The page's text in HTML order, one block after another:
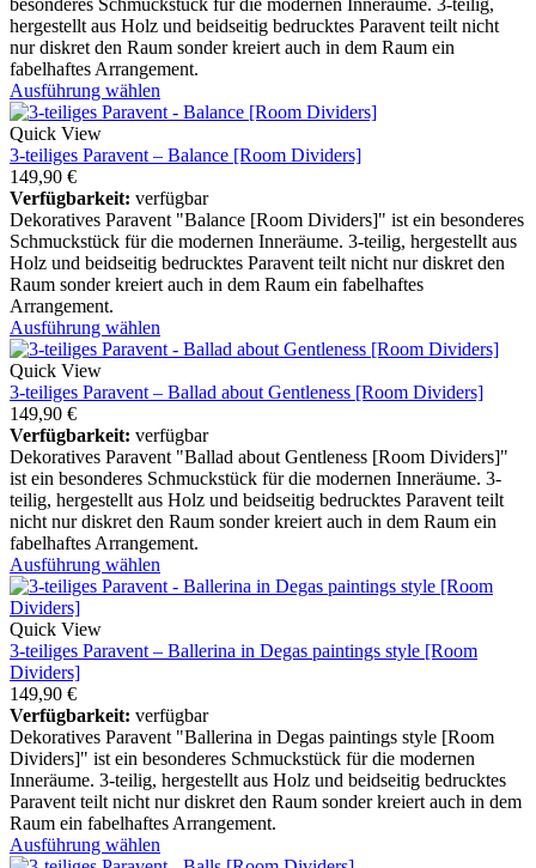
hergestellt aus Holz und beidseitig bedrucktes Paravent teilt nicht
nur diskret den Raum sonder kreiert auch in dem Raum ein
fabelhaftes Arrangement.
Ausführung wählen
Quick View
3-teiliges Paravent – Balance [Room Dividers]
149,90 €
Verfügbarkeit: verfügbar
Dekoratives Paravent "Balance [Room Dividers]" ist ein besonderes
Schmuckstück für die modernen Inneräume. 3-teilig, hergestellt aus
Holz und beidseitig bedrucktes Paravent teilt nicht nur diskret den
Raum sonder kreiert auch in dem Raum ein fabelhaftes
Arrangement.
Ausführung wählen
Quick View
3-teiliges Paravent – Ballad about Gentleness [Room Dividers]
149,90 €
Verfügbarkeit: verfügbar
Dekoratives Paravent "Ballad about Gentleness [Room Dividers]"
ist ein besonderes Schmuckstück für die modernen Inneräume. 3-
teilig, hergestellt aus Holz und beidseitig bedrucktes Paravent teilt
nicht nur diskret den Raum sonder kreiert auch in dem Raum ein
fabelhaftes Arrangement.
Ausführung wählen
Quick View
3-teiliges Paravent – Ballerina in Degas paintings style [Room
Dividers]
149,90 €
Verfügbarkeit: verfügbar
Dekoratives Paravent "Ballerina in Degas paintings style [Room
Dividers]" ist ein besonderes Schmuckstück für die modernen
Inneräume. 3-teilig, hergestellt aus Holz und beidseitig bedrucktes
Paravent teilt nicht nur diskret den Raum sonder kreiert auch in dem
Raum ein fabelhaftes Arrangement.
Ausführung wählen